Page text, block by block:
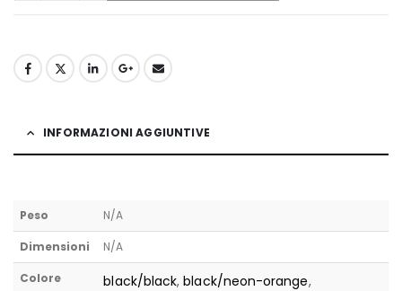
INFORMAZIONI AGGIUNTIVE
Peso N/A
Dimensioni N/A
Colore black/black,black/neon-orange,